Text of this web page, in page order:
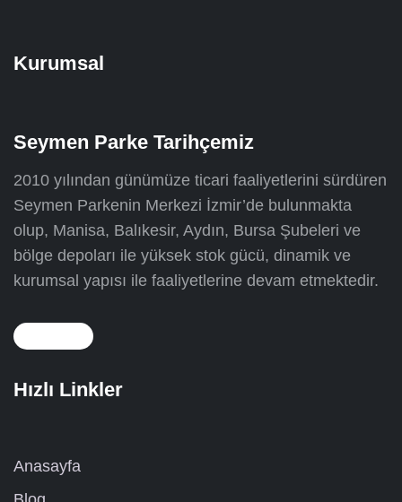
Kurumsal
Seymen Parke Tarihçemiz
2010 yılından günümüze ticari faaliyetlerini sürdüren
Seymen Parkenin Merkezi İzmir’de bulunmakta
olup, Manisa, Balıkesir, Aydın, Bursa Şubeleri ve
bölge depoları ile yüksek stok gücü, dinamik ve
kurumsal yapısı ile faaliyetlerine devam etmektedir.
Hızlı Linkler
Anasayfa